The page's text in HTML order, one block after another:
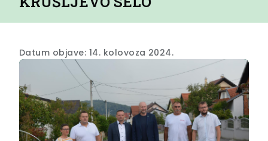
Datum objave: 14. kolovoza 2024.